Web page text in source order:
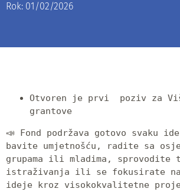
Rok: 01/02/2026
Otvoren je prvi  poziv za
grantove
📣 Fond podržava gotovo svaku
bavite umjetnošću, radite sa
grupama ili mladima, sprovodite
istraživanja ili se fokusirate na
ideje kroz visokokvalitetne